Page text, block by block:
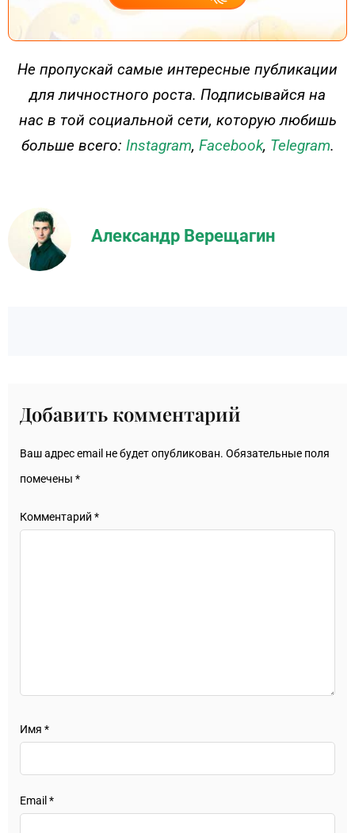
ДЕЙСТВУЙ
Не пропускай самые интересные публикации
для личностного роста. Подписывайся на
нас в той социальной сети, которую любишь
больше всего: Instagram, Facebook, Telegram.
Александр Верещагин
Добавить комментарий
Ваш адрес email не будет опубликован. Обязательные поля
помечены *
Комментарий *
Имя *
Email *